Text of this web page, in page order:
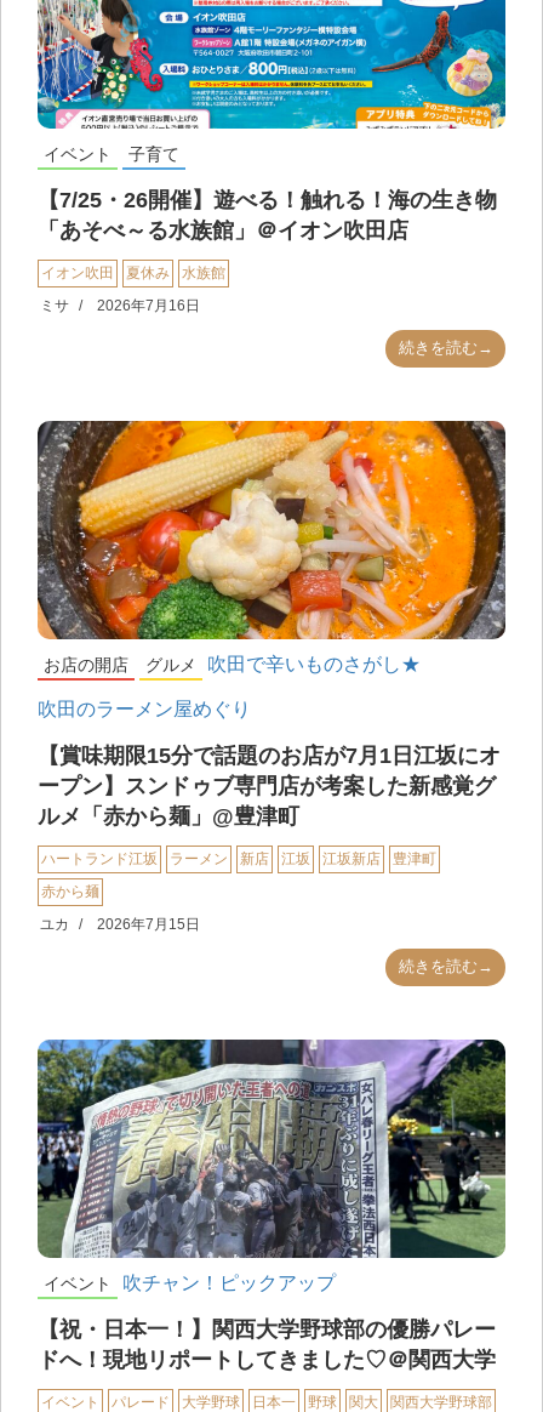
イベント 子育て
【7/25・26開催】遊べる！触れる！海の生き物
「あそべ～る水族館」＠イオン吹田店
イオン吹田 夏休み
水族館
ミサ
2026年7月16日
続きを読む→
お店の開店 グルメ 吹田で辛いものさがし★
吹田のラーメン屋めぐり
【賞味期限15分で話題のお店が7月1日江坂にオ
ープン】スンドゥブ専門店が考案した新感覚グ
ルメ「赤から麺」@豊津町
ハートランド江坂 ラーメン 新店 江坂 江坂新店
豊津町
赤から麺
ユカ
2026年7月15日
続きを読む→
イベント 吹チャン！ピックアップ
【祝・日本一！】関西大学野球部の優勝パレー
ドへ！現地リポートしてきました♡＠関西大学
イベント パレード 大学野球 日本一 野球 関大
関西大学野球部